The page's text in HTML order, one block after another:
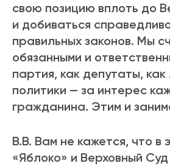
свою позицию вплоть до
и добиваться
правильных законов. Мы
обязанными и
партия, как депутаты,
политики — за интерес
гражданина. Этим и
В.В. Вам не кажется, что в
«Яблоко» и Верховный